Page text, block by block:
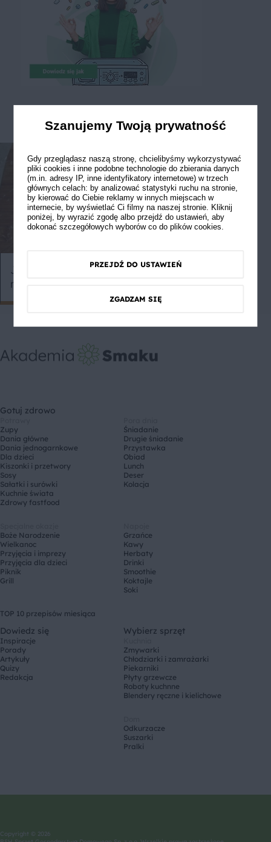
Jak przygotować łatwo i szybko
mięsne rolady
Gotuj zdrowo
Zupy
Dania główne
Dania jednogarnkowe
Dla dzieci
Kiszonki i przetwory
Sosy
Sałatki i surówki
Kuchnie świata
Zdrowy fastfood
Śniadanie
Drugie śniadanie
Przystawka
Obiad
Lunch
Deser
Kolacja
Boże Narodzenie
Wielkanoc
Przyjęcia i imprezy
Przyjęcia dla dzieci
Piknik
Grill
Grzańce
Kawy
Herbaty
Drinki
Smoothie
Koktajle
Soki
TOP 10 przepisów miesiąca
Dowiedz się
Inspiracje
Porady
Artykuły
Quizy
Redakcja
Wybierz sprzęt
Zmywarki
Chłodziarki i zamrażarki
Piekarniki
Płyty grzewcze
Roboty kuchnne
Blendery ręczne i kielichowe
Odkurzacze
Suszarki
Pralki
Copyright © 2026
Szanujemy Twoją prywatność
Gdy przeglądasz naszą stronę, chcielibyśmy wykorzystywać
pliki cookies i inne podobne technologie do zbierania danych
(m.in. adresy IP, inne identyfikatory internetowe) w trzech
głównych celach: by analizować statystyki ruchu na stronie,
by kierować do Ciebie reklamy w innych miejscach w
internecie, by wyświetlać Ci filmy na naszej stronie. Kliknij
poniżej, by wyrazić zgodę albo przejdź do ustawień, aby
dokonać szczegółowych wyborów co do plików cookies.
PRZEJDŹ DO USTAWIEŃ
ZGADZAM SIĘ